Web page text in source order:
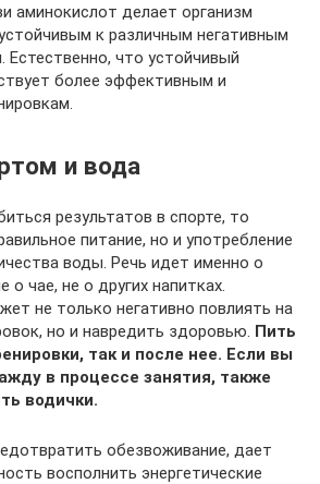
аминокислот делает организм
к различным негативным
что устойчивый
более эффективным и
и вода
результатов в спорте, то
питание, но и употребление
воды. Речь идет именно о
о чае, не о других напитках.
не только негативно повлиять на
но и навредить здоровью. Пить
так и после нее. Если вы
в процессе занятия, также
водички.
обезвоживание, дает
восполнить энергетические